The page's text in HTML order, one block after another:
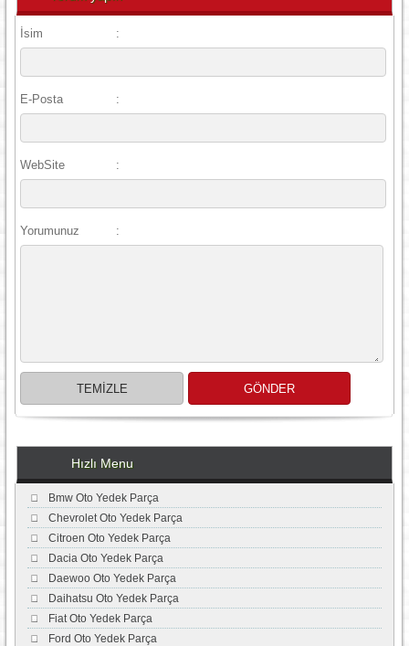
İsim :
E-Posta :
WebSite :
Yorumunuz :
Hızlı Menu
Bmw Oto Yedek Parça
Chevrolet Oto Yedek Parça
Citroen Oto Yedek Parça
Dacia Oto Yedek Parça
Daewoo Oto Yedek Parça
Daihatsu Oto Yedek Parça
Fiat Oto Yedek Parça
Ford Oto Yedek Parça